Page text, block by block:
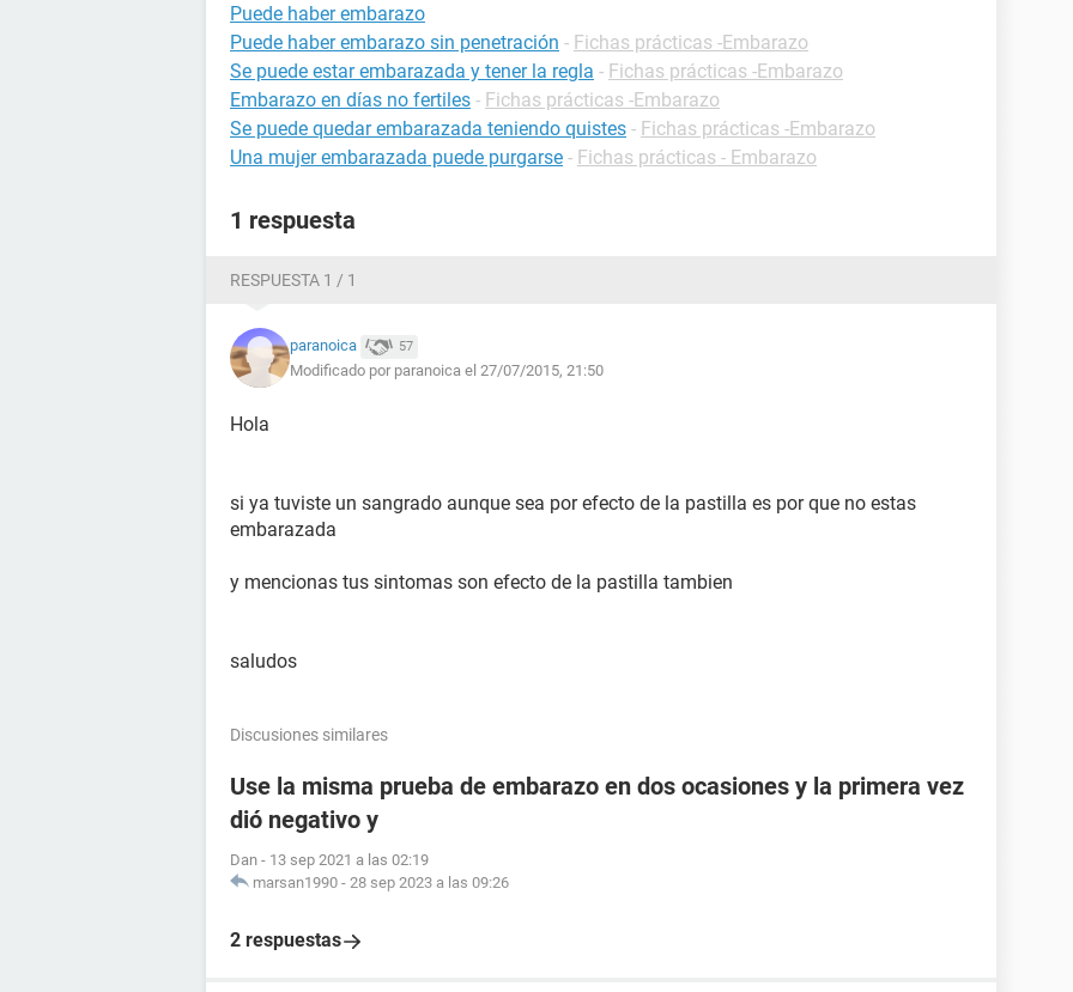
Puede haber embarazo
Puede haber embarazo sin penetración - Fichas prácticas -Embarazo
Se puede estar embarazada y tener la regla - Fichas prácticas -Embarazo
Embarazo en días no fertiles - Fichas prácticas -Embarazo
Se puede quedar embarazada teniendo quistes - Fichas prácticas -Embarazo
Una mujer embarazada puede purgarse - Fichas prácticas - Embarazo
1 respuesta
RESPUESTA 1 / 1
paranoica 57
Modificado por paranoica el 27/07/2015, 21:50
Hola
si ya tuviste un sangrado aunque sea por efecto de la pastilla es por que no estas
embarazada
y mencionas tus sintomas son efecto de la pastilla tambien
saludos
Discusiones similares
Use la misma prueba de embarazo en dos ocasiones y la primera vez
dió negativo y
Dan - 13 sep 2021 a las 02:19
marsan1990 - 28 sep 2023 a las 09:26
2 respuestas